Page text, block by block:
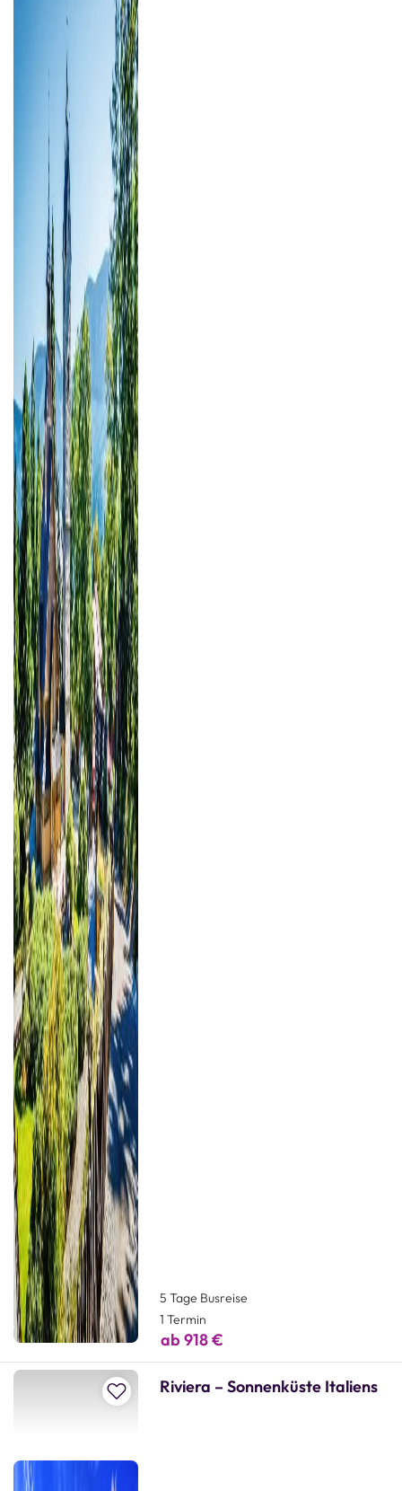
5 Tage Busreise
1 Termin
ab 918 €
Zur Merkliste hinzufügen
Riviera – Sonnenküste Italiens